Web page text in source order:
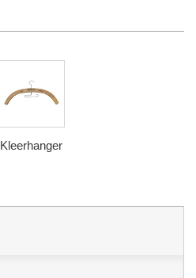
Kleerhanger